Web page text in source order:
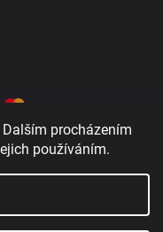
procházením
používáním.